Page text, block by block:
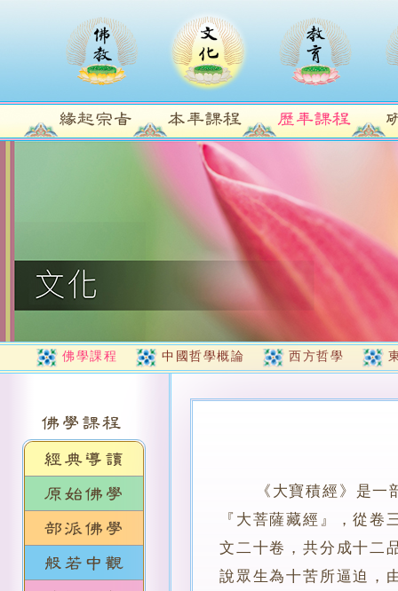
佛學課程 中國哲學概論 西方哲學
《大寶積經》是
『大菩薩藏經』，從
文二十卷，共分成十二
說眾生為十苦所逼迫，